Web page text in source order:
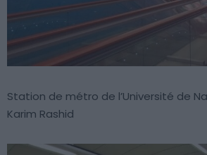
Station de métro de l’Université de
Karim Rashid